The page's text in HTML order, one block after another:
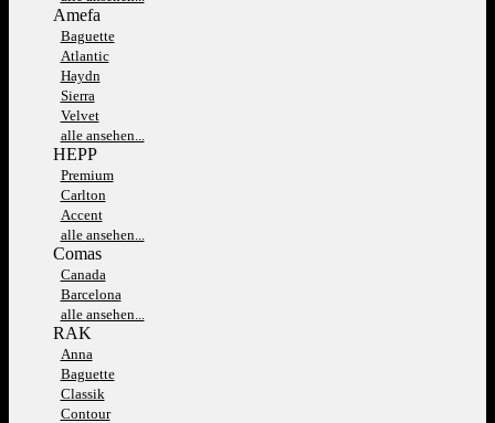
Amefa
Baguette
Atlantic
Haydn
Sierra
Velvet
alle ansehen...
HEPP
Premium
Carlton
Accent
alle ansehen...
Comas
Canada
Barcelona
alle ansehen...
RAK
Anna
Baguette
Classik
Contour